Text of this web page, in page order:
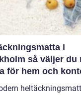
i
väljer du rätt
för hem och